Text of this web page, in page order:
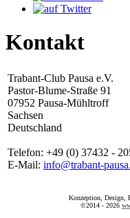
Kontakt
Trabant-Club Pausa e.V.
Pastor-Blume-Straße 91
07952 Pausa-Mühltroff
Sachsen
Deutschland
Telefon: +49 (0) 37432 -
E-Mail: info@trabant-
Konzeption, Design,
©2014 - 2026